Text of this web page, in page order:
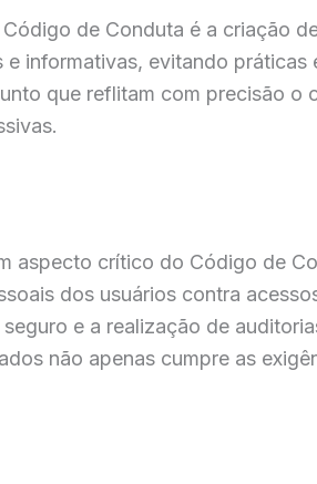
de Conduta é a criação
e informativas, evitando
que reflitam com precisão
aspecto crítico do Código de
dos usuários contra
e a realização de
não apenas cumpre as